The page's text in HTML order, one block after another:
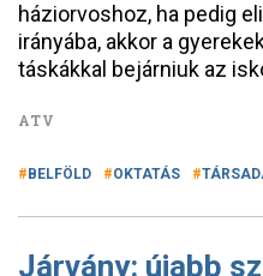
háziorvoshoz, ha pedig
irányába, akkor a
táskákkal bejárniuk az
ATV
BELFÖLD OKTATÁS
Járvány: újabb